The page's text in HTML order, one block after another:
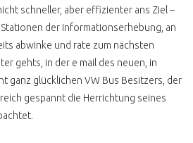
schneller, aber effizienter ans Ziel –
der Informationserhebung, an
abwinke und rate zum nächsten
gehts, in der e mail des neuen, in
ganz glücklichen VW Bus Besitzers, der
gespannt die Herrichtung seines